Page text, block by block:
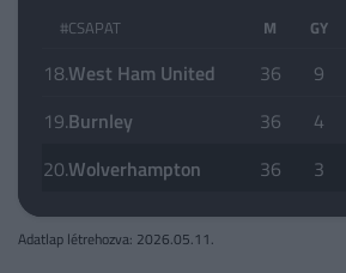
#CSAPAT M GY
18.West Ham United 36 9
19.Burnley 36 4
20.Wolverhampton 36 3
Adatlap létrehozva: 2026.05.11.